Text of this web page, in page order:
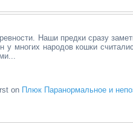
Наши предки сразу
у многих народов кошки
on Плюк Паранормальное и